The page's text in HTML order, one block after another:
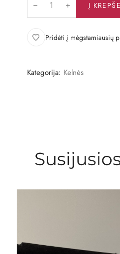
Į
Pridėti į mėgstamiausių
Kategorija: Kelnės